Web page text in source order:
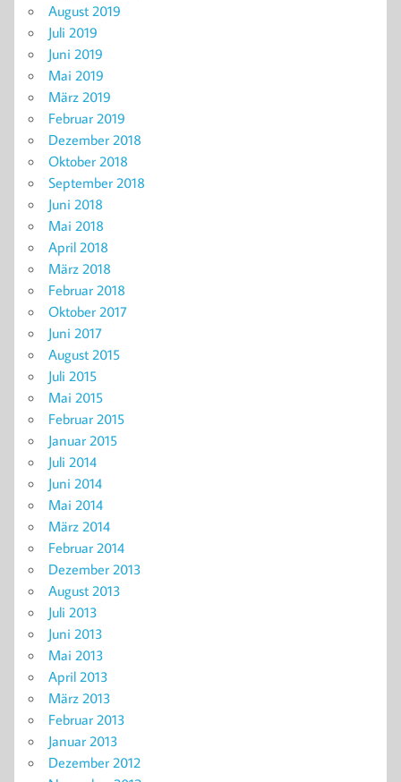
August 2019
Juli 2019
Juni 2019
Mai 2019
März 2019
Februar 2019
Dezember 2018
Oktober 2018
September 2018
Juni 2018
Mai 2018
April 2018
März 2018
Februar 2018
Oktober 2017
Juni 2017
August 2015
Juli 2015
Mai 2015
Februar 2015
Januar 2015
Juli 2014
Juni 2014
Mai 2014
März 2014
Februar 2014
Dezember 2013
August 2013
Juli 2013
Juni 2013
Mai 2013
April 2013
März 2013
Februar 2013
Januar 2013
Dezember 2012